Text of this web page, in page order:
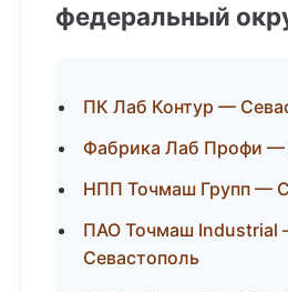
федеральный
ПК Лаб Контур —
Фабрика Лаб Профи —
НПП Точмаш Групп —
ПАО Точмаш Industrial
Севастополь